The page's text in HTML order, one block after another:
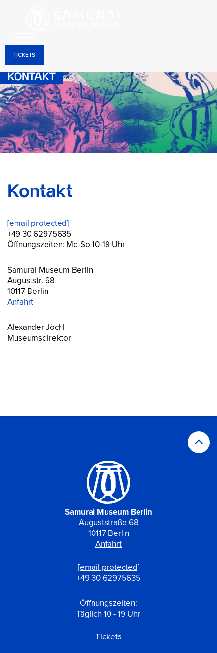
TICKETS
KONTAKT
Kontakt
[email protected]
+49 30 62975635
Öffnungszeiten: Mo-So 10-19 Uhr
Samurai Museum Berlin
Auguststr. 68
10117 Berlin
Anfahrt
Alexander Jöchl
Museumsdirektor
Samurai Museum Berlin
Auguststraße 68
10117 Berlin
Anfahrt
[email protected]
+49 30 62975635
Öffnungszeiten:
Täglich 10 - 19 Uhr
Tickets